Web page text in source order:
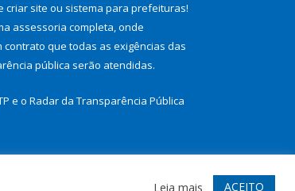
criar site ou sistema para prefeituras!
assessoria completa, onde
contrato que todas as exigências das
pública serão atendidas.
e o Radar da Transparência Pública
Acessar Webmail
Leia mais ACEITO